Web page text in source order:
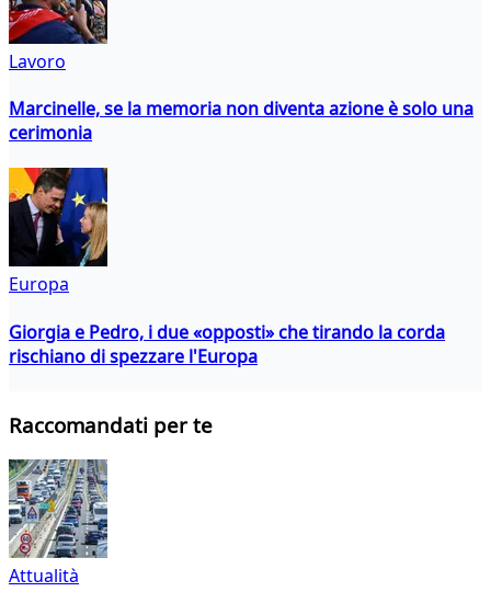
Lavoro
Marcinelle, se la memoria non diventa azione è solo una
cerimonia
Europa
Giorgia e Pedro, i due «opposti» che tirando la corda
rischiano di spezzare l'Europa
Raccomandati per te
Attualità